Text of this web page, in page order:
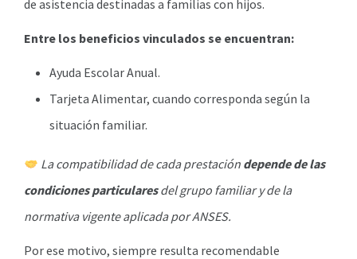
de asistencia destinadas a familias con hijos.
Entre los beneficios vinculados se encuentran:
Ayuda Escolar Anual.
Tarjeta Alimentar, cuando corresponda según la
situación familiar.
La compatibilidad de cada prestación depende de las
condiciones particularesdel grupo familiar y de la
normativa vigente aplicada por ANSES.
Por ese motivo, siempre resulta recomendable